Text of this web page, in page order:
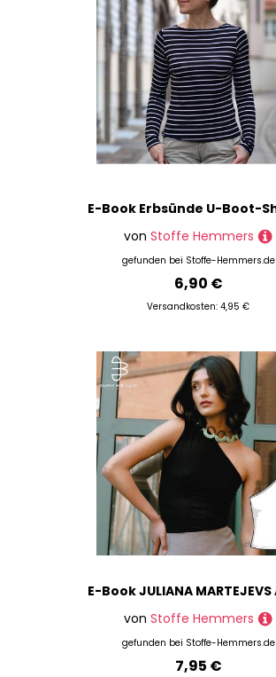
von Stoffe Hemmers
gefunden bei Stoffe-Hemmers.de
6,90 €
Versandkosten: 4,95 €
von Stoffe Hemmers
gefunden bei Stoffe-Hemmers.de
7,95 €